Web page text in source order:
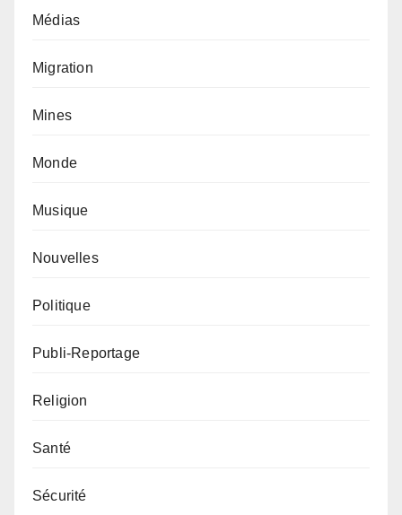
Médias
Migration
Mines
Monde
Musique
Nouvelles
Politique
Publi-Reportage
Religion
Santé
Sécurité